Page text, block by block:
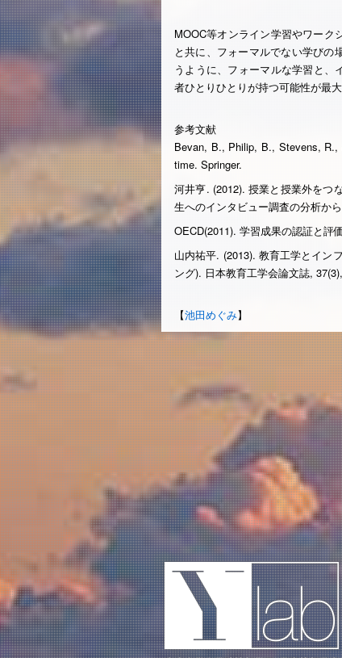
MOOC等オンライン学習やワーク
と共に、フォーマルでない学びの
うように、フォーマルな学習と、
者ひとりひとりが持つ可能性が最
参考文献
Bevan, B., Philip, B., Stevens, R.,
time. Springer.
河井亨. (2012). 授業と授業外をつ
生へのインタビュー調査の分析か
OECD(2011). 学習成果の認証と評
山内祐平. (2013). 教育工学とイン
ング). 日本教育工学会論文誌,
【池田めぐみ】